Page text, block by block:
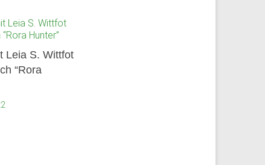
Leia S. Wittfot
“Rora